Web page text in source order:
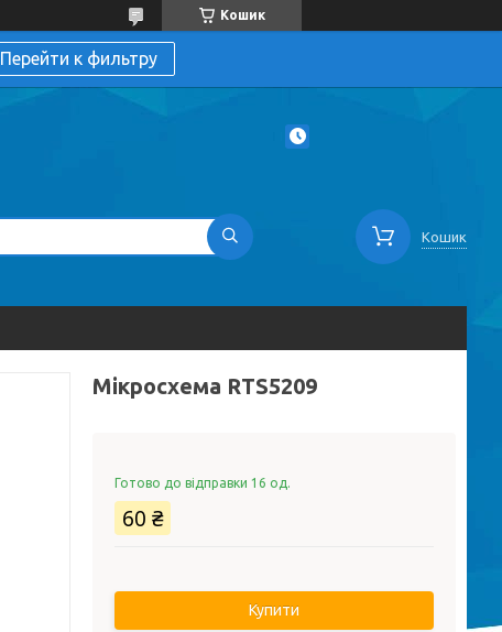
Кошик
Перейти к фильтру
Кошик
Мікросхема RTS5209
Готово до відправки 16 од.
60 ₴
Купити